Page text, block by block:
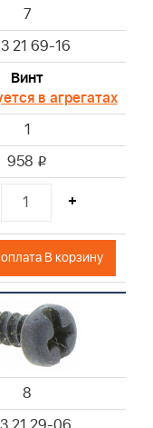
7
21 69-16
Винт
в агрегатах
1
958 i
+
В корзину
8